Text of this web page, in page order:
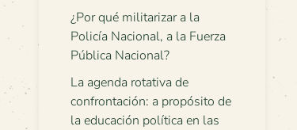
¿Por qué militarizar a la
Policía Nacional, a la Fuerza
Pública Nacional?
La agenda rotativa de
confrontación: a propósito de
la educación política en las